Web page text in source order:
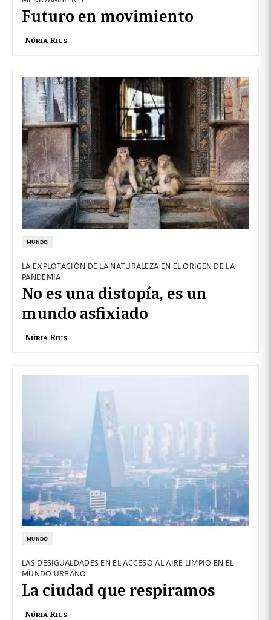
Futuro en movimiento
Núria Rius
MUNDO
LA EXPLOTACIÓN DE LA NATURALEZA EN EL ORIGEN DE LA
PANDEMIA
No es una distopía, es un
mundo asfixiado
Núria Rius
MUNDO
LAS DESIGUALDADES EN EL ACCESO AL AIRE LIMPIO EN EL
MUNDO URBANO
La ciudad que respiramos
Núria Rius